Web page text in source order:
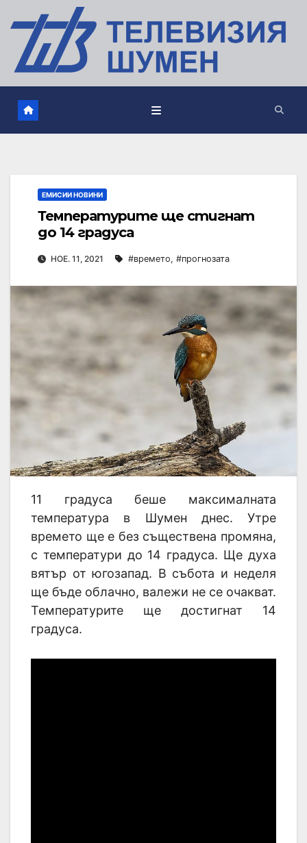
ЕМИСИИ НОВИНИ
Температурите ще стигнат
до 14 градуса
НОЕ. 11, 2021 #времето, #прогнозата
11 градуса беше максималната
температура в Шумен днес. Утре
времето ще е без съществена промяна,
с температури до 14 градуса. Ще духа
вятър от югозапад. В събота и неделя
ще бъде облачно, валежи не се очакват.
Температурите ще достигнат 14
градуса.